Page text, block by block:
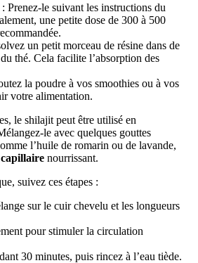
: Prenez-le suivant les instructions du
une petite dose de 300 à 500
un petit morceau de résine dans de
thé. Cela facilite l’absorption des
la poudre à vos smoothies ou à vos
votre alimentation.
le shilajit peut être utilisé en
le avec quelques gouttes
l’huile de romarin ou de lavande,
nourrissant.
suivez ces étapes :
sur le cuir chevelu et les longueurs
pour stimuler la circulation
30 minutes, puis rincez à l’eau tiède.